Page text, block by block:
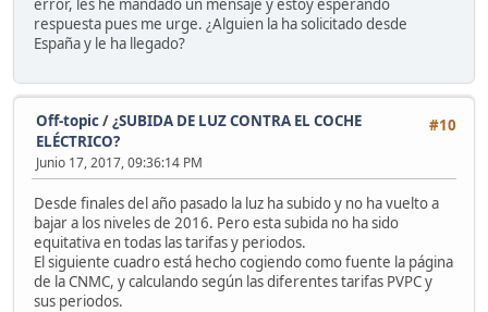
error, les he mandado un mensaje y estoy esperando
respuesta pues me urge. ¿Alguien la ha solicitado desde
España y le ha llegado?
#10
Off-topic/¿SUBIDA DE LUZ CONTRA EL COCHE
ELÉCTRICO?
Junio 17, 2017, 09:36:14 PM
Desde finales del año pasado la luz ha subido y no ha vuelto a
bajar a los niveles de 2016. Pero esta subida no ha sido
equitativa en todas las tarifas y periodos.
El siguiente cuadro está hecho cogiendo como fuente la página
de la CNMC, y calculando según las diferentes tarifas PVPC y
sus periodos.